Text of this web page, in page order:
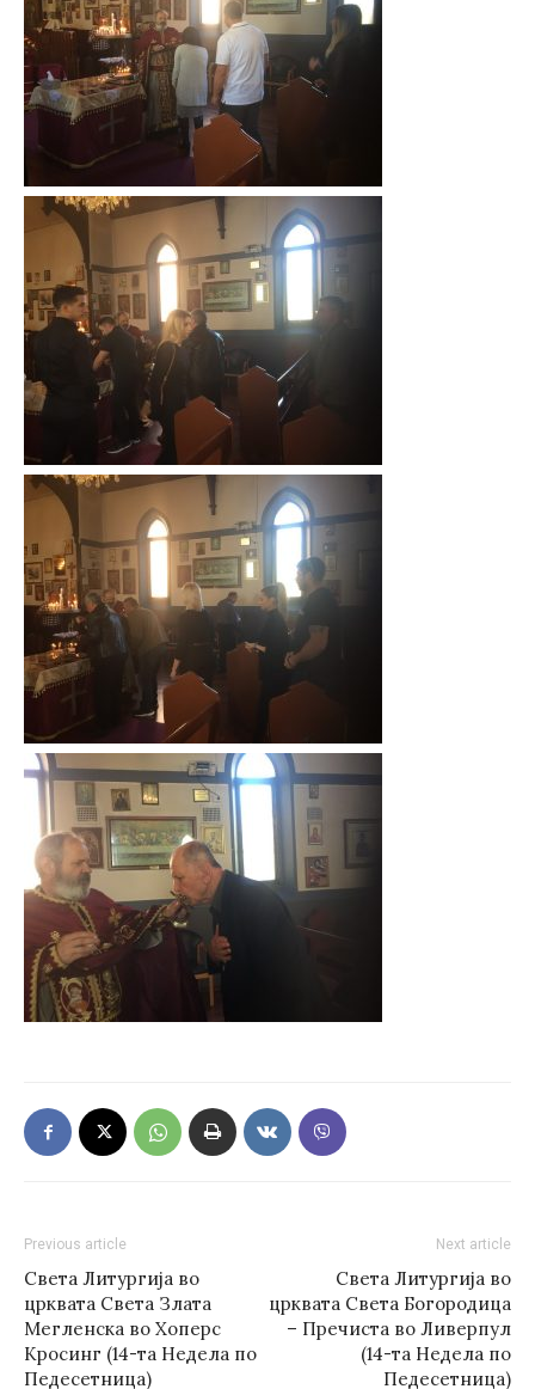
Previous article
Света Литургија во
црквата Света Злата
Мегленска во Хоперс
Кросинг (14-та Недела по
Педесетница)
Next article
Света Литургија во
црквата Светa Богородица
– Пречиста во Ливерпул
(14-та Недела по
Педесетница)